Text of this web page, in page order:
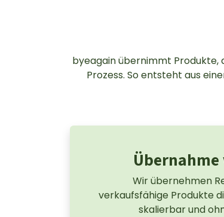
byeagain übernimmt Produkte,
Prozess. So entsteht aus
Übernahme
Wir übernehmen
verkaufsfähige Produkte
skalierbar und